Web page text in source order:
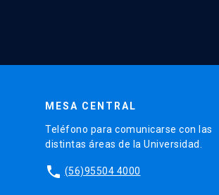
MESA CENTRAL
Teléfono para comunicarse con las
distintas áreas de la Universidad.
phone (56)95504 4000